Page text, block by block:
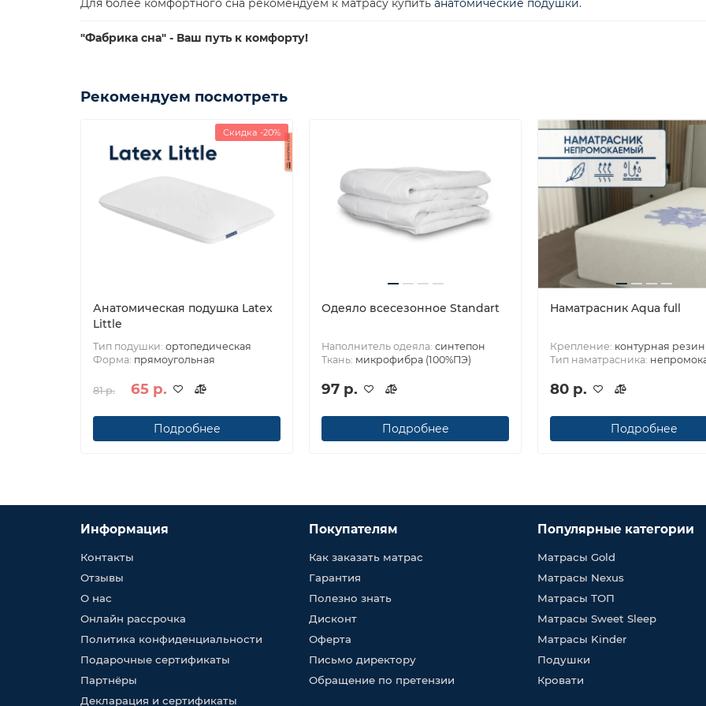
Для более комфортного сна рекомендуем к матрасу купить анатомические подушки.
"Фабрика сна" - Ваш путь к комфорту!
Рекомендуем посмотреть
Скидка -20%
Анатомическая подушка Latex
Little
Тип подушки: ортопедическая
Форма: прямоугольная
81 р. 65 р.
Подробнее
Одеяло всесезонное Standart
Наполнитель одеяла: синтепон
Ткань: микрофибра (100%ПЭ)
97 р.
Подробнее
Наматрасник Aqua full
Крепление: контурная
Тип наматрасника:
80 р.
Подробнее
Информация
Контакты
Отзывы
О нас
Онлайн рассрочка
Политика конфиденциальности
Подарочные сертификаты
Партнёры
Декларация и сертификаты
Покупателям
Как заказать матрас
Гарантия
Полезно знать
Дисконт
Оферта
Письмо директору
Обращение по претензии
Популярные категории
Матрасы Gold
Матрасы Nexus
Матрасы ТОП
Матрасы Sweet Sleep
Матрасы Kinder
Подушки
Кровати